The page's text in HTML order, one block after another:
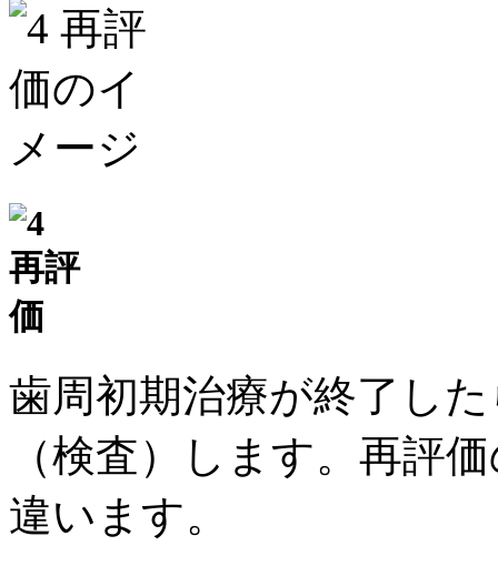
歯周初期治療が終了し
（検査）します。再評
違います。